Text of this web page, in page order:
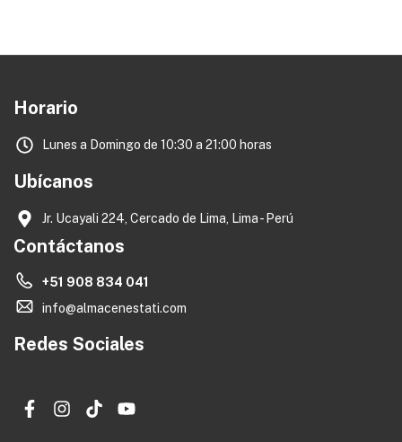
Horario
Lunes a Domingo de 10:30 a 21:00 horas
Ubícanos
Jr. Ucayali 224, Cercado de Lima, Lima - Perú
Contáctanos
+51 908 834 041
info@almacenestati.com
Redes Sociales